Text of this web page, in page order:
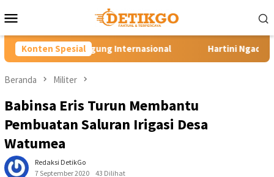
ke
Mobile
Konten Spesial
Internasional Hartini Ngadiorejo Pacu Transformasi
Beranda Militer
Babinsa Eris Turun Membantu
Pembuatan Saluran Irigasi Desa
Watumea
Redaksi DetikGo
7 September 2020
43 Dilihat